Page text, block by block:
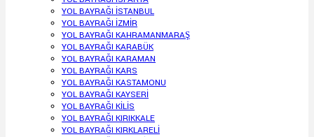
YOL BAYRAĞI İSTANBUL
YOL BAYRAĞI İZMİR
YOL BAYRAĞI KAHRAMANMARAŞ
YOL BAYRAĞI KARABÜK
YOL BAYRAĞI KARAMAN
YOL BAYRAĞI KARS
YOL BAYRAĞI KASTAMONU
YOL BAYRAĞI KAYSERİ
YOL BAYRAĞI KİLİS
YOL BAYRAĞI KIRIKKALE
YOL BAYRAĞI KIRKLARELİ